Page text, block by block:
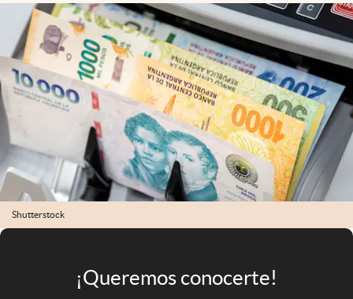
Infotechnology
Clase
Clima
Mundial 2026
Eventos Corporativos
El Cronista Studio
Mediakit
abre en nueva pestaña
Shutterstock
¡Queremos conocerte!